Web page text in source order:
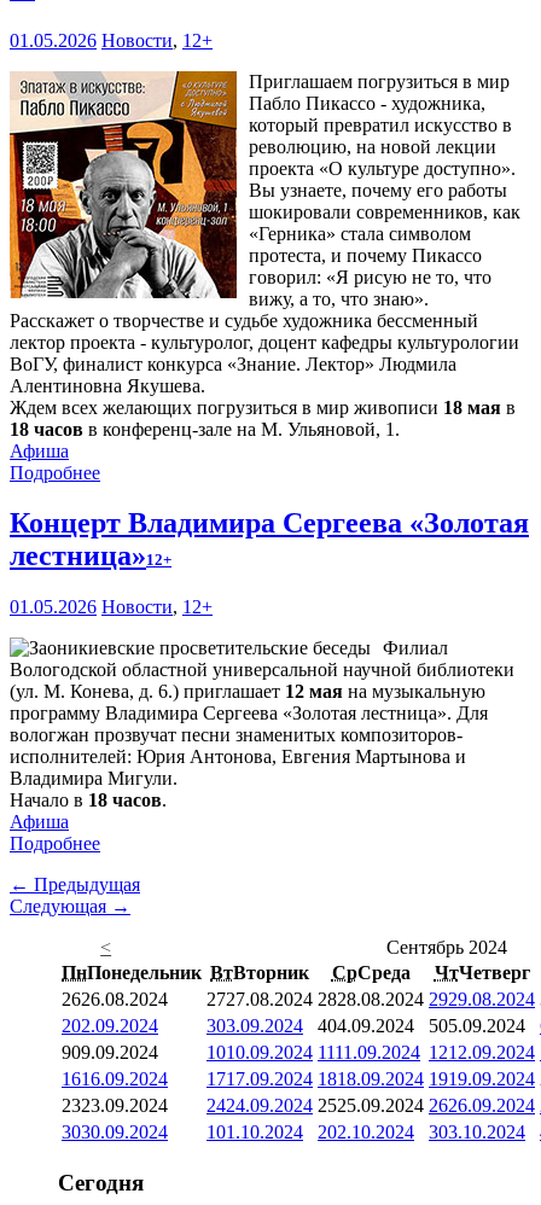
01.05.2026 Новости, 12+
Приглашаем погрузиться в мир
Пабло Пикассо - художника,
который превратил искусство в
революцию, на новой лекции
проекта «О культуре доступно».
Вы узнаете, почему его работы
шокировали современников, как
«Герника» стала символом
протеста, и почему Пикассо
говорил: «Я рисую не то, что
вижу, а то, что знаю».
Расскажет о творчестве и судьбе художника бессменный
лектор проекта - культуролог, доцент кафедры культурологии
ВоГУ, финалист конкурса «Знание. Лектор» Людмила
Алентиновна Якушева.
Ждем всех желающих погрузиться в мир живописи 18 мая в
18 часов в конференц-зале на М. Ульяновой, 1.
Афиша
Подробнее
Концерт Владимира Сергеева «Золотая
лестница»12+
01.05.2026 Новости, 12+
Филиал
Вологодской областной универсальной научной библиотеки
(ул. М. Конева, д. 6.) приглашает 12 мая на музыкальную
программу Владимира Сергеева «Золотая лестница». Для
вологжан прозвучат песни знаменитых композиторов-
исполнителей: Юрия Антонова, Евгения Мартынова и
Владимира Мигули.
Начало в 18 часов.
Афиша
Подробнее
← Предыдущая
Следующая →
<
Сентябрь 2024
ПнПонедельник ВтВторник СрСреда ЧтЧетверг
2626.08.2024 2727.08.2024 2828.08.2024 2929.08.2024
202.09.2024 303.09.2024 404.09.2024 505.09.2024
909.09.2024 1010.09.2024 1111.09.2024 1212.09.2024
1616.09.2024 1717.09.2024 1818.09.2024 1919.09.2024
2323.09.2024 2424.09.2024 2525.09.2024 2626.09.2024
3030.09.2024 101.10.2024 202.10.2024 303.10.2024
Сегодня